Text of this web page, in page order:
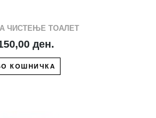
ЧИСТЕЊЕ ТОАЛЕТ
ден.
КОШНИЧКА